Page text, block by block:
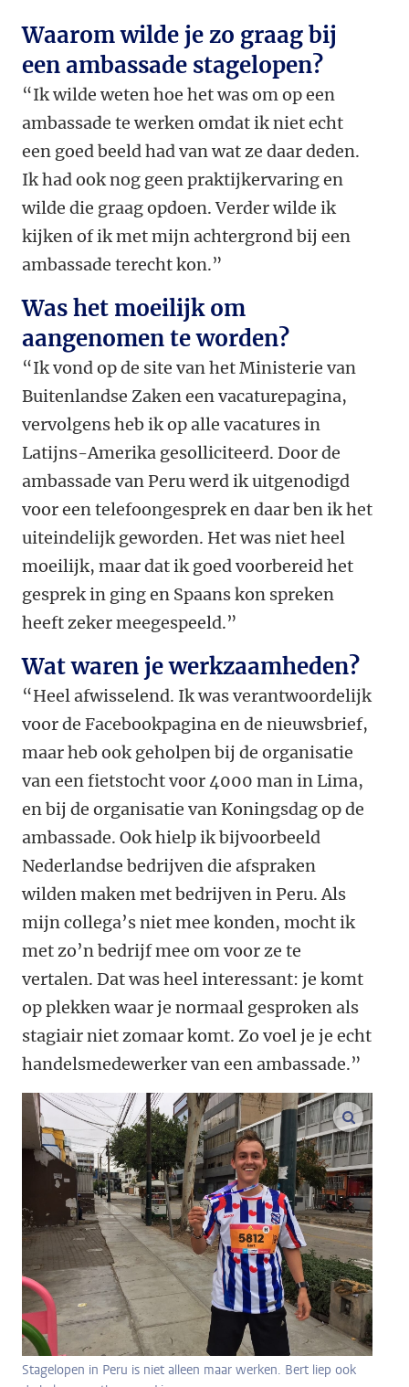
Waarom wilde je zo graag bij
een ambassade stagelopen?
“Ik wilde weten hoe het was om op een
ambassade te werken omdat ik niet echt
een goed beeld had van wat ze daar deden.
Ik had ook nog geen praktijkervaring en
wilde die graag opdoen. Verder wilde ik
kijken of ik met mijn achtergrond bij een
ambassade terecht kon.”
Was het moeilijk om
aangenomen te worden?
“Ik vond op de site van het Ministerie van
Buitenlandse Zaken een vacaturepagina,
vervolgens heb ik op alle vacatures in
Latijns-Amerika gesolliciteerd. Door de
ambassade van Peru werd ik uitgenodigd
voor een telefoongesprek en daar ben ik het
uiteindelijk geworden. Het was niet heel
moeilijk, maar dat ik goed voorbereid het
gesprek in ging en Spaans kon spreken
heeft zeker meegespeeld.”
Wat waren je werkzaamheden?
“Heel afwisselend. Ik was verantwoordelijk
voor de Facebookpagina en de nieuwsbrief,
maar heb ook geholpen bij de organisatie
van een fietstocht voor 4000 man in Lima,
en bij de organisatie van Koningsdag op de
ambassade. Ook hielp ik bijvoorbeeld
Nederlandse bedrijven die afspraken
wilden maken met bedrijven in Peru. Als
mijn collega’s niet mee konden, mocht ik
met zo’n bedrijf mee om voor ze te
vertalen. Dat was heel interessant: je komt
op plekken waar je normaal gesproken als
stagiair niet zomaar komt. Zo voel je je echt
handelsmedewerker van een ambassade.”
Stagelopen in Peru is niet alleen maar werken. Bert liep ook